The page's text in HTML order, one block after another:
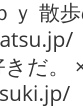
ｙ 散
だ。